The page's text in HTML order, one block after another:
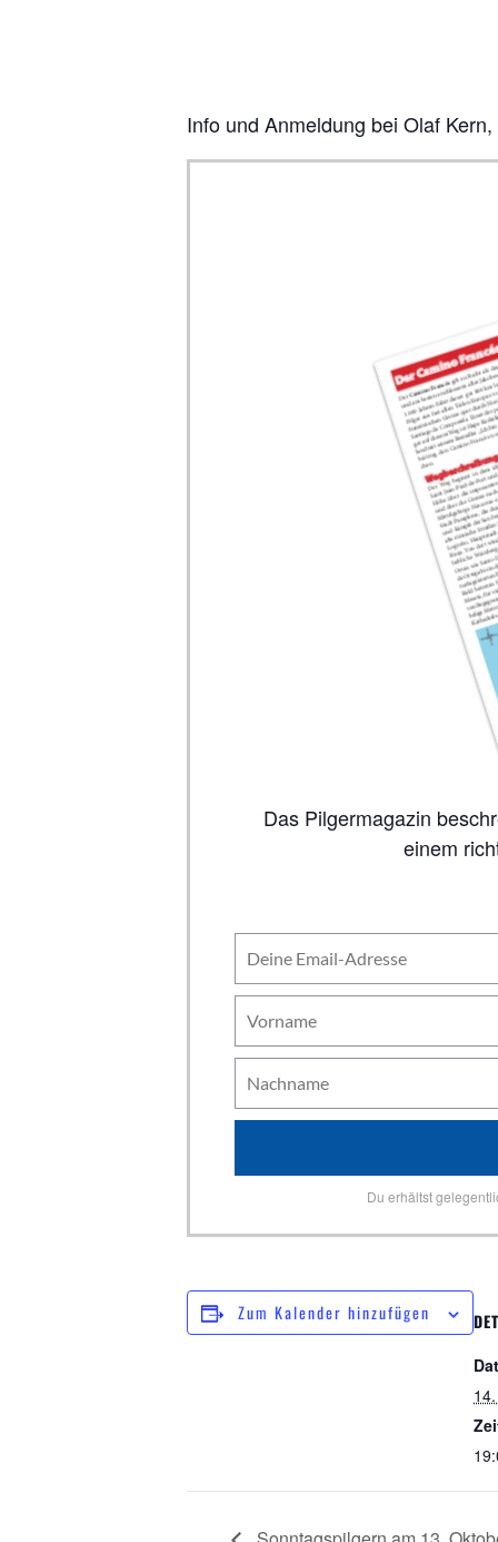
Info und Anmeldung bei Olaf Kern,
Das Pilgermagazin beschreibt auf 80 Seiten alle wichtigen Jakobswege, inklusive Karten. So viel Inhalt wie in
einem
Du erhältst
Zum Kalender hinzufügen